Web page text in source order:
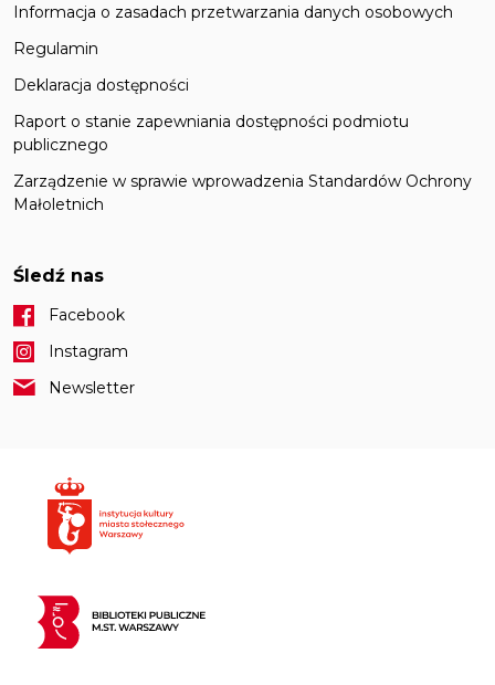
Informacja o zasadach przetwarzania danych osobowych
Regulamin
Deklaracja dostępności
Raport o stanie zapewniania dostępności podmiotu
publicznego
Zarządzenie w sprawie wprowadzenia Standardów Ochrony
Małoletnich
Śledź nas
Facebook
Instagram
Newsletter